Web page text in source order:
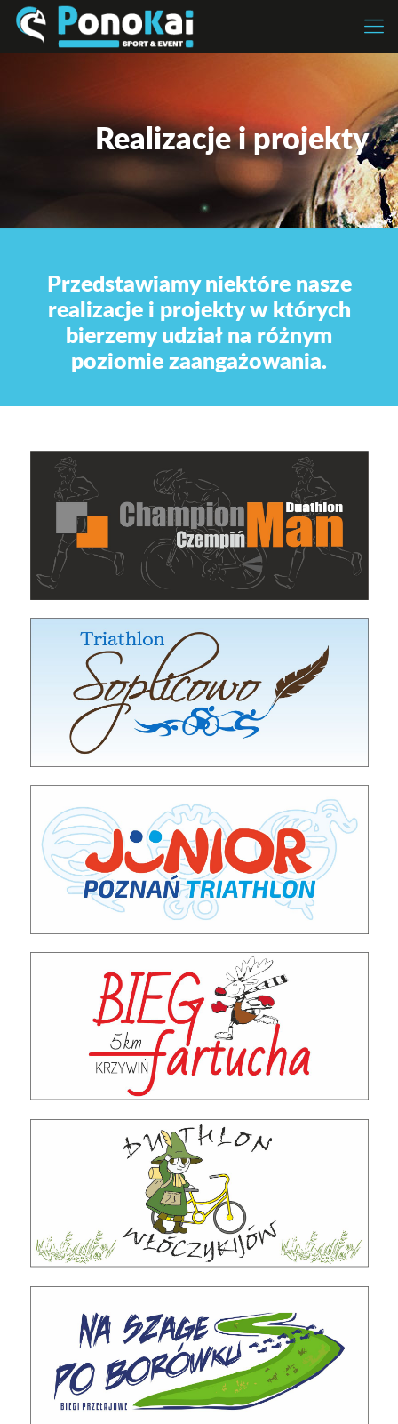
Realizacje i projekty
Przedstawiamy niektóre nasze
realizacje i projekty w których
bierzemy udział na różnym
poziomie zaangażowania.